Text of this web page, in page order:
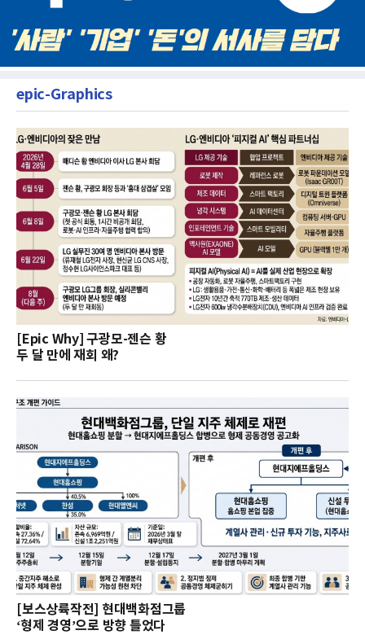
epic-Graphics
[Epic Why] 구광모-젠슨 황
두 달 만에 재회 왜?
[보스상륙작전] 현대백화점그룹
‘형제 경영’으로 방향 틀었다